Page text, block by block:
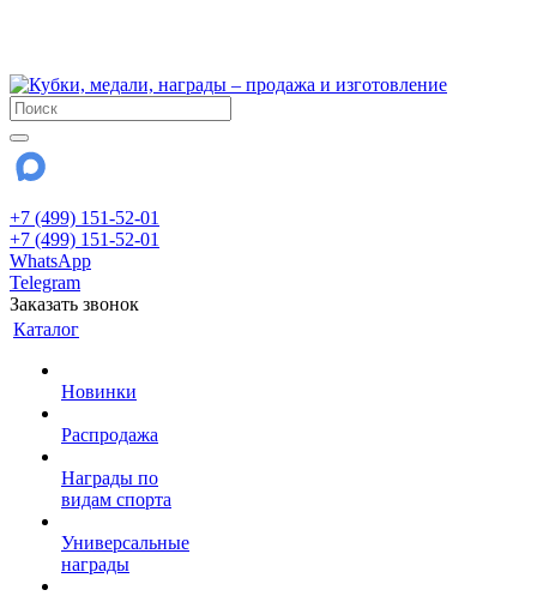
+7 (499) 151-52-01
+7 (499) 151-52-01
WhatsApp
Telegram
Заказать звонок
Каталог
Новинки
Распродажа
Награды по
видам спорта
Универсальные
награды